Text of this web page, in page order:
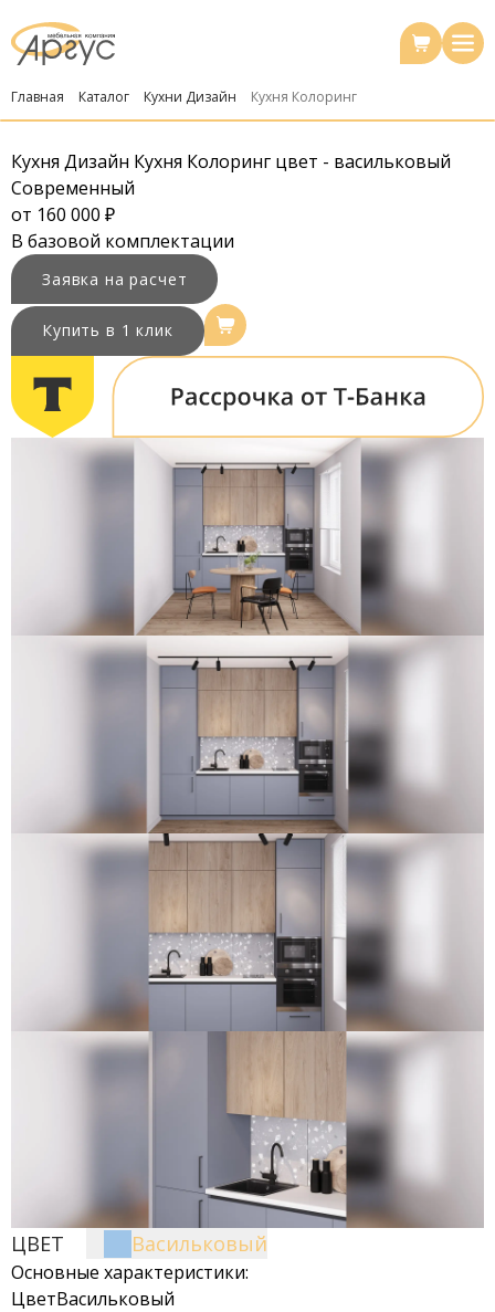
Главная Каталог Кухни Дизайн Кухня Колоринг
Кухня Дизайн Кухня Колоринг цвет - васильковый
Современный
от 160 000 ₽
В базовой комплектации
Заявка на расчет
Купить в 1 клик
ЦВЕТ Васильковый
Основные характеристики:
ЦветВасильковый